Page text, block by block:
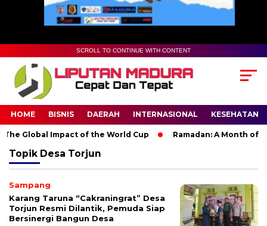
SCROLL TO CONTINUE WITH CONTENT
HOME BISNIS DAERAH INTERNASIONAL KESEHATAN
Global Impact of the World Cup Ramadan: A Month of
Topik Desa Torjun
Sampang
Karang Taruna “Cakraningrat” Desa
Torjun Resmi Dilantik, Pemuda Siap
Bersinergi Bangun Desa